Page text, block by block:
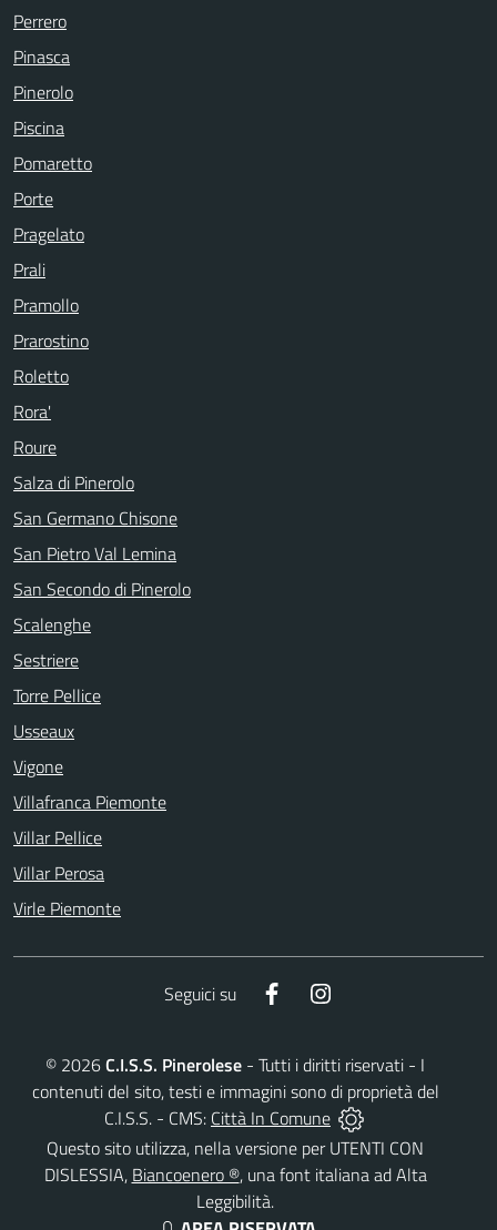
Perrero
Pinasca
Pinerolo
Piscina
Pomaretto
Porte
Pragelato
Prali
Pramollo
Prarostino
Roletto
Rora'
Roure
Salza di Pinerolo
San Germano Chisone
San Pietro Val Lemina
San Secondo di Pinerolo
Scalenghe
Sestriere
Torre Pellice
Usseaux
Vigone
Villafranca Piemonte
Villar Pellice
Villar Perosa
Virle Piemonte
Seguici su Facebook
© 2026C.I.S.S. Pinerolese - Tutti i diritti riservati - I
contenuti del sito, testi e immagini sono di proprietà del
C.I.S.S. - CMS: Città In Comune
Questo sito utilizza, nella versione per UTENTI CON
DISLESSIA, Biancoenero ®, una font italiana ad Alta
Leggibilità.